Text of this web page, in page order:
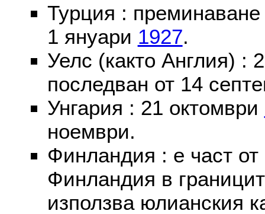
Турция :
1 януари 1927.
Уелс (както Англия) :
последван от 14
Унгария : 21 октомври
ноември.
Финландия : е част
Финландия в
използва юлианския